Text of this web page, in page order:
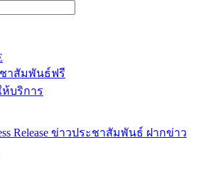
าสัมพันธ์ฟรี
ห้บริการ
Release ข่าวประชาสัมพันธ์ ฝากข่าว